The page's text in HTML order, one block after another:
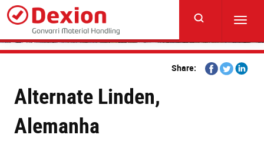
Skip
main
content
Share:
Share
on
Share
on
Share
Alternate Linden,
Alemanha